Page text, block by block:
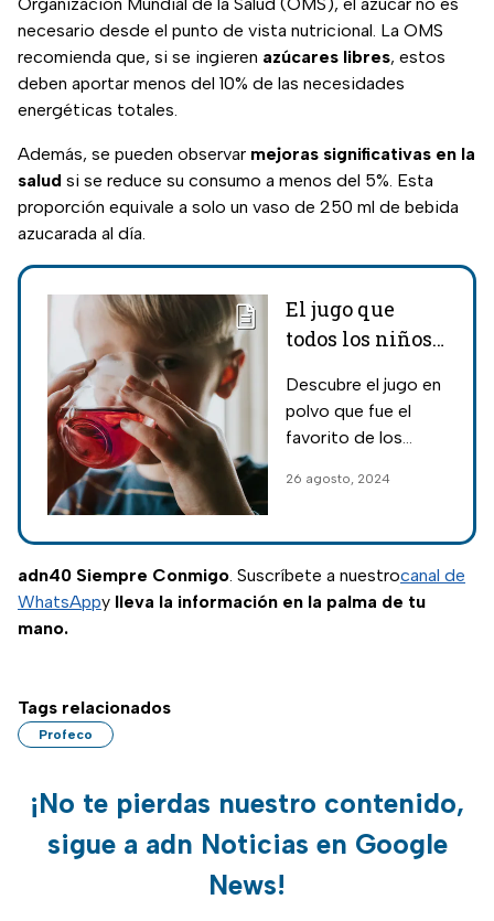
necesario desde el punto de vista nutricional. La OMS
recomienda que, si se ingieren azúcares libres, estos
deben aportar menos del 10% de las necesidades
energéticas totales.
Además, se pueden observar mejoras significativas en la
salud si se reduce su consumo a menos del 5%. Esta
proporción equivale a solo un vaso de 250 ml de bebida
azucarada al día.
El jugo que
todos los niños
se extinguió en
México; era el
Descubre el jugo en
polvo que fue el
favorito de los
por qué se
lo que quedó de la
nostalgia y el
cambio en las
26 agosto, 2024
adn40 Siempre Conmigo. Suscríbete a nuestrocanal de
WhatsAppy lleva la información en la palma de tu
mano.
Tags relacionados
Profeco
¡No te pierdas nuestro contenido,
sigue a adn Noticias en Google
News!